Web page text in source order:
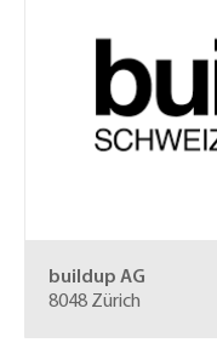
buildup AG
8048 Zürich